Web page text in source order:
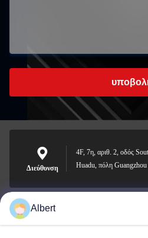
Διεύθυνση
4F, 7η, αριθ. 2, οδός
Huadu, πόλη Guangzhou
Albert